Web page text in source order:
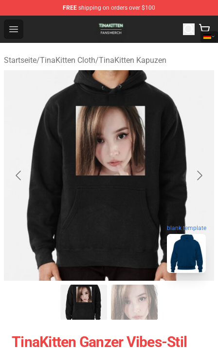
FREE shipping on orders over $100
Open menu
TinaKitten Shop - Official TinaKitten Merchandise Store
Startseite/TinaKitten Cloth/TinaKitten Kapuzen
blank template
TinaKitten Ganzer Vibes-Stil